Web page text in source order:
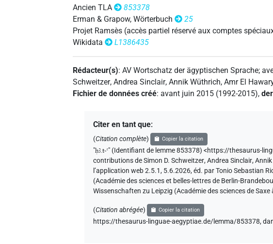
Ancien TLA
853378
Erman & Grapow, Wörterbuch
25
Projet Ramsès (accès partiel réservé aux comptes
Wikidata
L1386435
Rédacteur(s):AV Wortschatz der ägyptischen Sprache;
Schweitzer,Andrea Sinclair,Annik Wüthrich,Amr El
Fichier de données créé:avant juin 2015 (1992-2015),
Citer en tant que:
(Citation complète) Copier la citation
"ḥꜣ.t-ꜥ" (Identifiant de lemme 853378) <https://thesaurus-
contributions de Simon D. Schweitzer,Andrea Sinclair,
l’application web 2.5.1, 5.6.2026, éd. par Tonio Sebastian
(Académie des sciences et belles-lettres de Berlin-
Wissenschaften zu Leipzig (Académie des sciences de
(Citation abrégée) Copier la citation
https://thesaurus-linguae-aegyptiae.de/lemma/853378,